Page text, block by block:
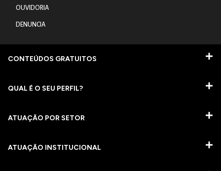
OUVIDORIA
DENUNCIA
CONTEÚDOS GRATUITOS
QUAL É O SEU PERFIL?
ATUAÇÃO POR SETOR
ATUAÇÃO INSTITUCIONAL